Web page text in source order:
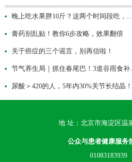
晚上吃水果胖10斤？这两个时间段吃，
膏药别乱贴！教你6步攻略，效果翻倍
关于癌症的三个谣言，别再信啦！
节气养生局｜抓住春尾巴！3道谷雨食
尿酸＞420的人，5年内30%关节长结晶
地 址：北京市海淀区温
公众与患者健康服务
01083183939